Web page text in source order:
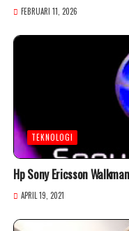
FEBRUARI 11, 2026
TEKNOLOGI
Hp Sony Ericsson
APRIL 19, 2021